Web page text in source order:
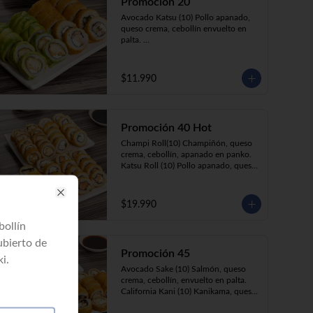
Avocado Katsu (10) Pollo apanado,
queso crema, cebollín envuelto en
palta.
$11.990
Promoción 40 Hot
Champi Roll(10) Champiñón, queso
crema, cebollín, apanado en panko.
Katsu Roll (10) Pollo apanado, queso
cebollín, apanado en panko.
Kani Roll(10) Kanikama, queso
$19.990
Promoción 45
Avocado Sake (10) Salmón, queso
crema, cebollín, envuelto en palta.
California Kani (10) Kanikama, queso
de
Close